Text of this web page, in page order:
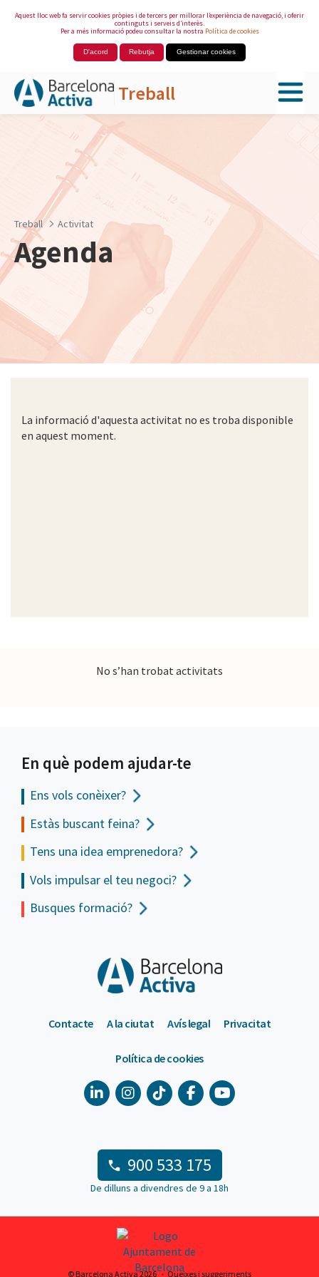
Aquest lloc web fa servir cookies pròpies i de tercers per millorar l’experiència de navegació, i oferir
continguts i serveis d’interès.
Per a més informació podeu consultar la nostra Política de cookies
D'acord Rebutja Gestionar cookies
Treball
Salta al contingut principal
Treball Activitat
Agenda
La informació d'aquesta activitat no es troba disponible
en aquest moment.
No s’han trobat activitats
En què podem ajudar-te
Ens vols conèixer?
Estàs buscant feina?
Tens una idea emprenedora?
Vols impulsar el teu negoci?
Busques formació?
Contacte A la ciutat Avís legal Privacitat
Política de cookies
900 533 175
De dilluns a divendres de 9 a 18h
© Barcelona Activa 2026 Queixes i suggeriments